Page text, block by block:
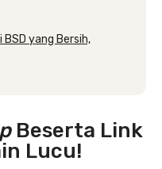
yang Bersih,
Beserta Link
Lucu!